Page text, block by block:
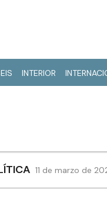
INTERIOR
11 de marzo de